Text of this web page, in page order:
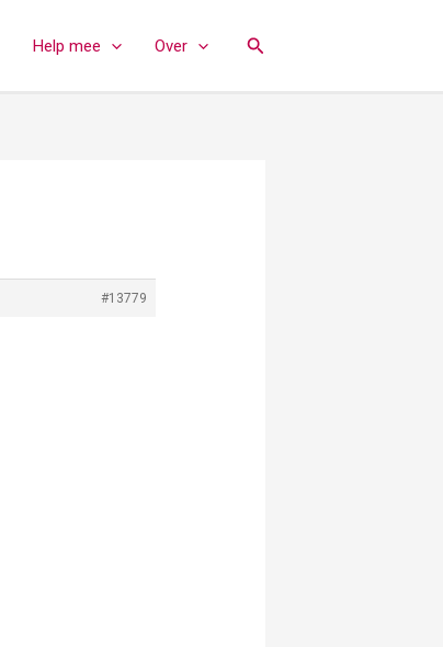
Help mee Over Zoeken
#13779